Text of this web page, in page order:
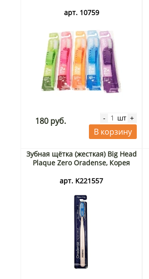
арт. 10759
180 руб. - шт +
В корзину
Зубная щётка (жесткая) Big Head
Plaque Zero Oradense, Корея
арт. K221557